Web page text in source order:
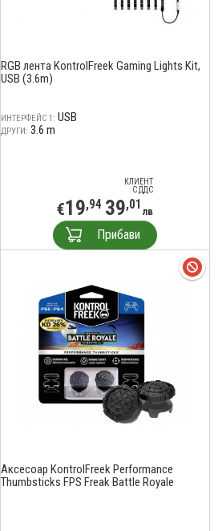
RGB лента KontrolFreek Gaming Lights Kit,
USB (3.6m)
ИНТЕРФЕЙС 1: USB
ДРУГИ: 3.6 m
КЛИЕНТ
С ДДС
€19,94 39,01 лв
Прибави
Аксесоар KontrolFreek Performance
Thumbsticks FPS Freak Battle Royale